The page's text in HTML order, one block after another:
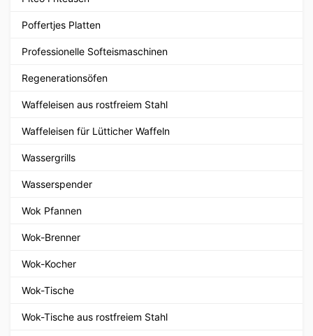
Poffertjes Platten
Professionelle Softeismaschinen
Regenerationsöfen
Waffeleisen aus rostfreiem Stahl
Waffeleisen für Lütticher Waffeln
Wassergrills
Wasserspender
Wok Pfannen
Wok-Brenner
Wok-Kocher
Wok-Tische
Wok-Tische aus rostfreiem Stahl